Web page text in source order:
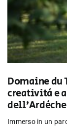
Domaine du
creatività e
dell’Ardèche
Immerso in un